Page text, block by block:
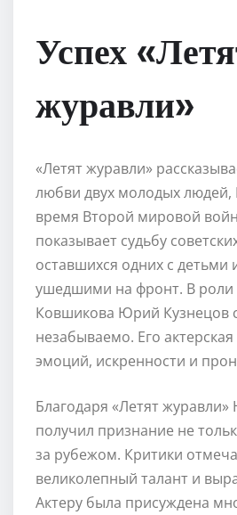
Успех
журавли»
«Летят журавли»
любви двух молодых людей,
время Второй мировой
показывает судьбу
оставшихся одних с детьми
ушедшими на фронт. В роли
Ковшикова Юрий Кузнецов
незабываемо. Его
эмоций, искренности и
Благодаря «Летят
получил признание не
за рубежом. Критики
великолепный талант и
Актеру была присуждена